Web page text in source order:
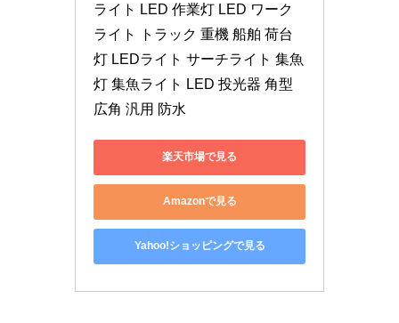
ライト LED 作業灯 LED ワーク
ライト トラック 重機 船舶 荷台
灯 LEDライト サーチライト 集魚
灯 集魚ライト LED 投光器 角型
広角 汎用 防水
楽天市場で見る
Amazonで見る
Yahoo!ショッピングで見る